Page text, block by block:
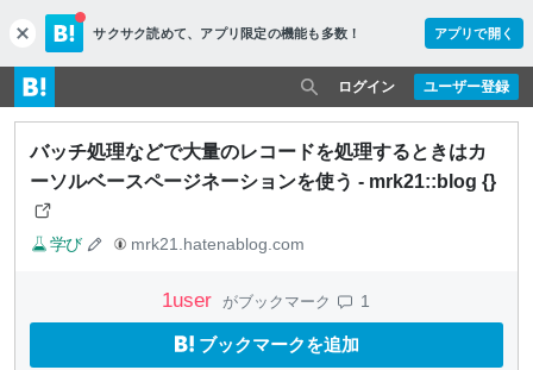
c
l
o
s
e
サクサク読めて、 アプリ限定の機能も多数！ アプリで開く
ユーザー登録
ログイン
バッチ処理などで大量のレコードを処理するときはカ
ーソルベースページネーションを使う - mrk21::blog {}
学び mrk21.hatenablog.com
1user がブックマーク 1
ブックマークを追加